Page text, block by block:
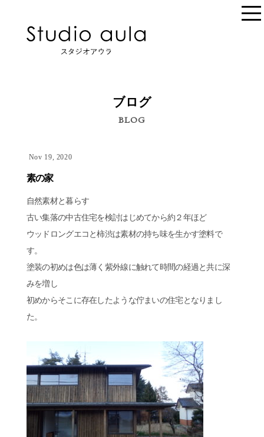
ブログ
BLOG
Nov 19, 2020
素の家
自然素材と暮らす
古い集落の中古住宅を検討はじめてから約２年ほど
ウッドロングエコと柿渋は素材の持ち味を生かす塗料で
す。
塗装の初めは色は薄く紫外線に触れて時間の経過と共に深
みを増し
初めからそこに存在したような佇まいの住宅となりまし
た。